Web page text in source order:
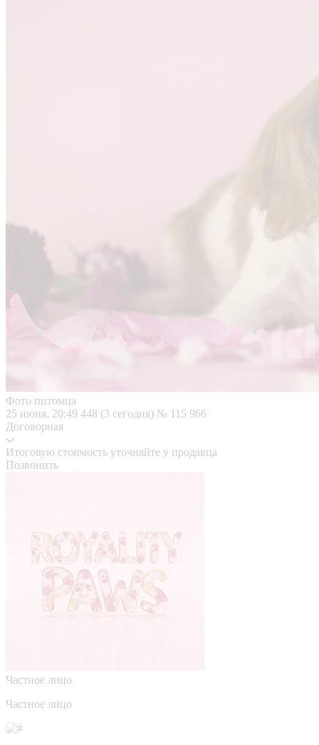
Фото питомца
25 июня, 20:49 448 (3 сегодня) № 115 966
Договорная
Итоговую стоимость уточняйте у продавца
Позвонить
Частное лицо
Частное лицо